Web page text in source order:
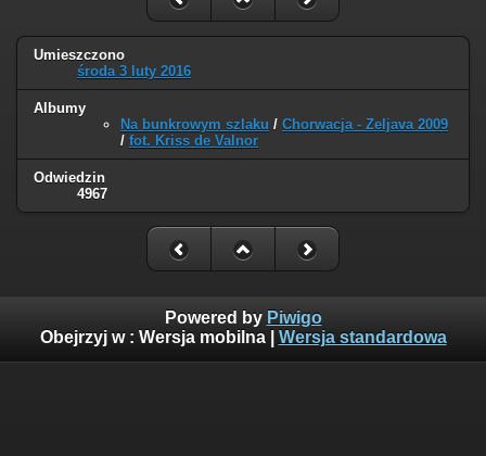
Umieszczono
środa 3 luty 2016
Albumy
Na bunkrowym szlaku / Chorwacja - Zeljava 2009
/ fot. Kriss de Valnor
Odwiedzin
4967
Powered by Piwigo
Obejrzyj w : Wersja mobilna| Wersja standardowa